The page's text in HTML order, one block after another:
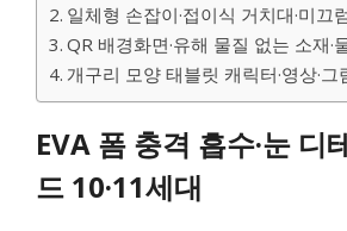
일체형 손잡이·접이식 거치대·미끄
QR 배경화면·유해 물질 없는 소재·
개구리 모양 태블릿 캐릭터·영상·그
EVA 폼 충격 흡수·눈 디
드 10·11세대